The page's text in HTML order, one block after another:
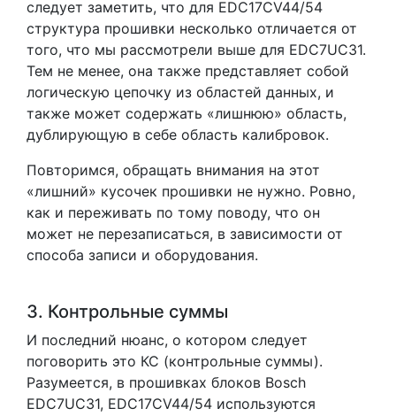
следует заметить, что для EDC17CV44/54
структура прошивки несколько отличается от
того, что мы рассмотрели выше для EDC7UC31.
Тем не менее, она также представляет собой
логическую цепочку из областей данных, и
также может содержать «лишнюю» область,
дублирующую в себе область калибровок.
Повторимся, обращать внимания на этот
«лишний» кусочек прошивки не нужно. Ровно,
как и переживать по тому поводу, что он
может не перезаписаться, в зависимости от
способа записи и оборудования.
3. Контрольные суммы
И последний нюанс, о котором следует
поговорить это КС (контрольные суммы).
Разумеется, в прошивках блоков Bosch
EDC7UC31, EDC17CV44/54 используются